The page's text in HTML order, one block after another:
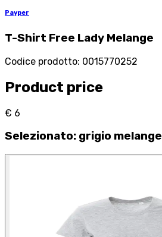
Payper
T-Shirt Free Lady Melange
Codice prodotto: 0015770252
Product price
€ 6
Selezionato: grigio melange